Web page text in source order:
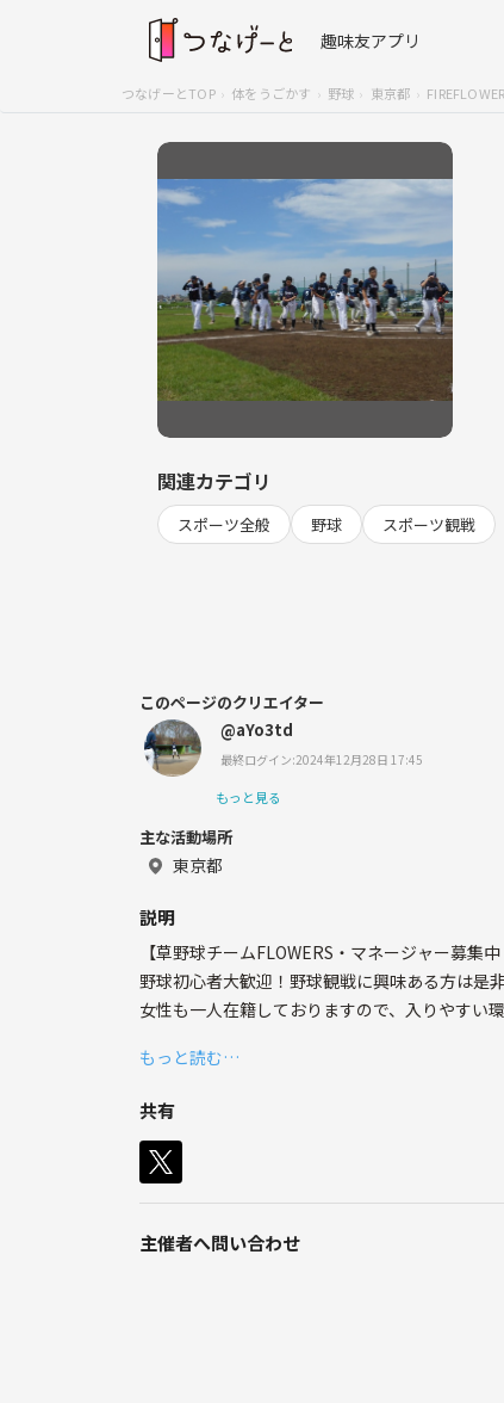
趣味友アプリ
つなげーとTOP 体をうごかす 野球 東京都
関連カテゴリ
スポーツ全般 野球 スポーツ観戦
このページのクリエイター
@aYo3td
最終ログイン:2024年12月28日 17:45
もっと見る
主な活動場所
東京都
説明
【草野球チームFLOWERS・マネージャー募集中
野球初心者大歓迎！野球観戦に興味ある方は是非
女性も一人在籍しておりますので、入りやすい環
マネージャー未経験者大歓迎です。野球のル
○○○活動場所・曜日 ○○○
活動日は基本的に日曜日になります。メンバ
※ほぼ毎週活動がありますが、 参加は予定に
※チームの年代が30代中心のチームですが、
練習のお手伝い、試合ではスコア記入や写真
もっと読む…
共有
主催者へ問い合わせ